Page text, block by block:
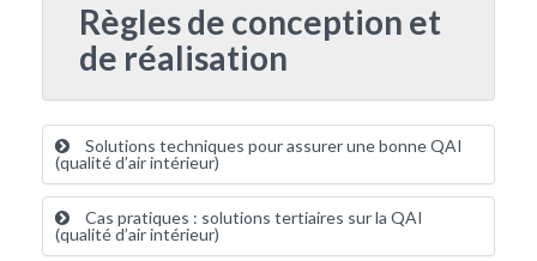
Règles de conception et
de réalisation
Solutions techniques pour assurer une bonne QAI
(qualité d’air intérieur)
Cas pratiques : solutions tertiaires sur la QAI
(qualité d’air intérieur)